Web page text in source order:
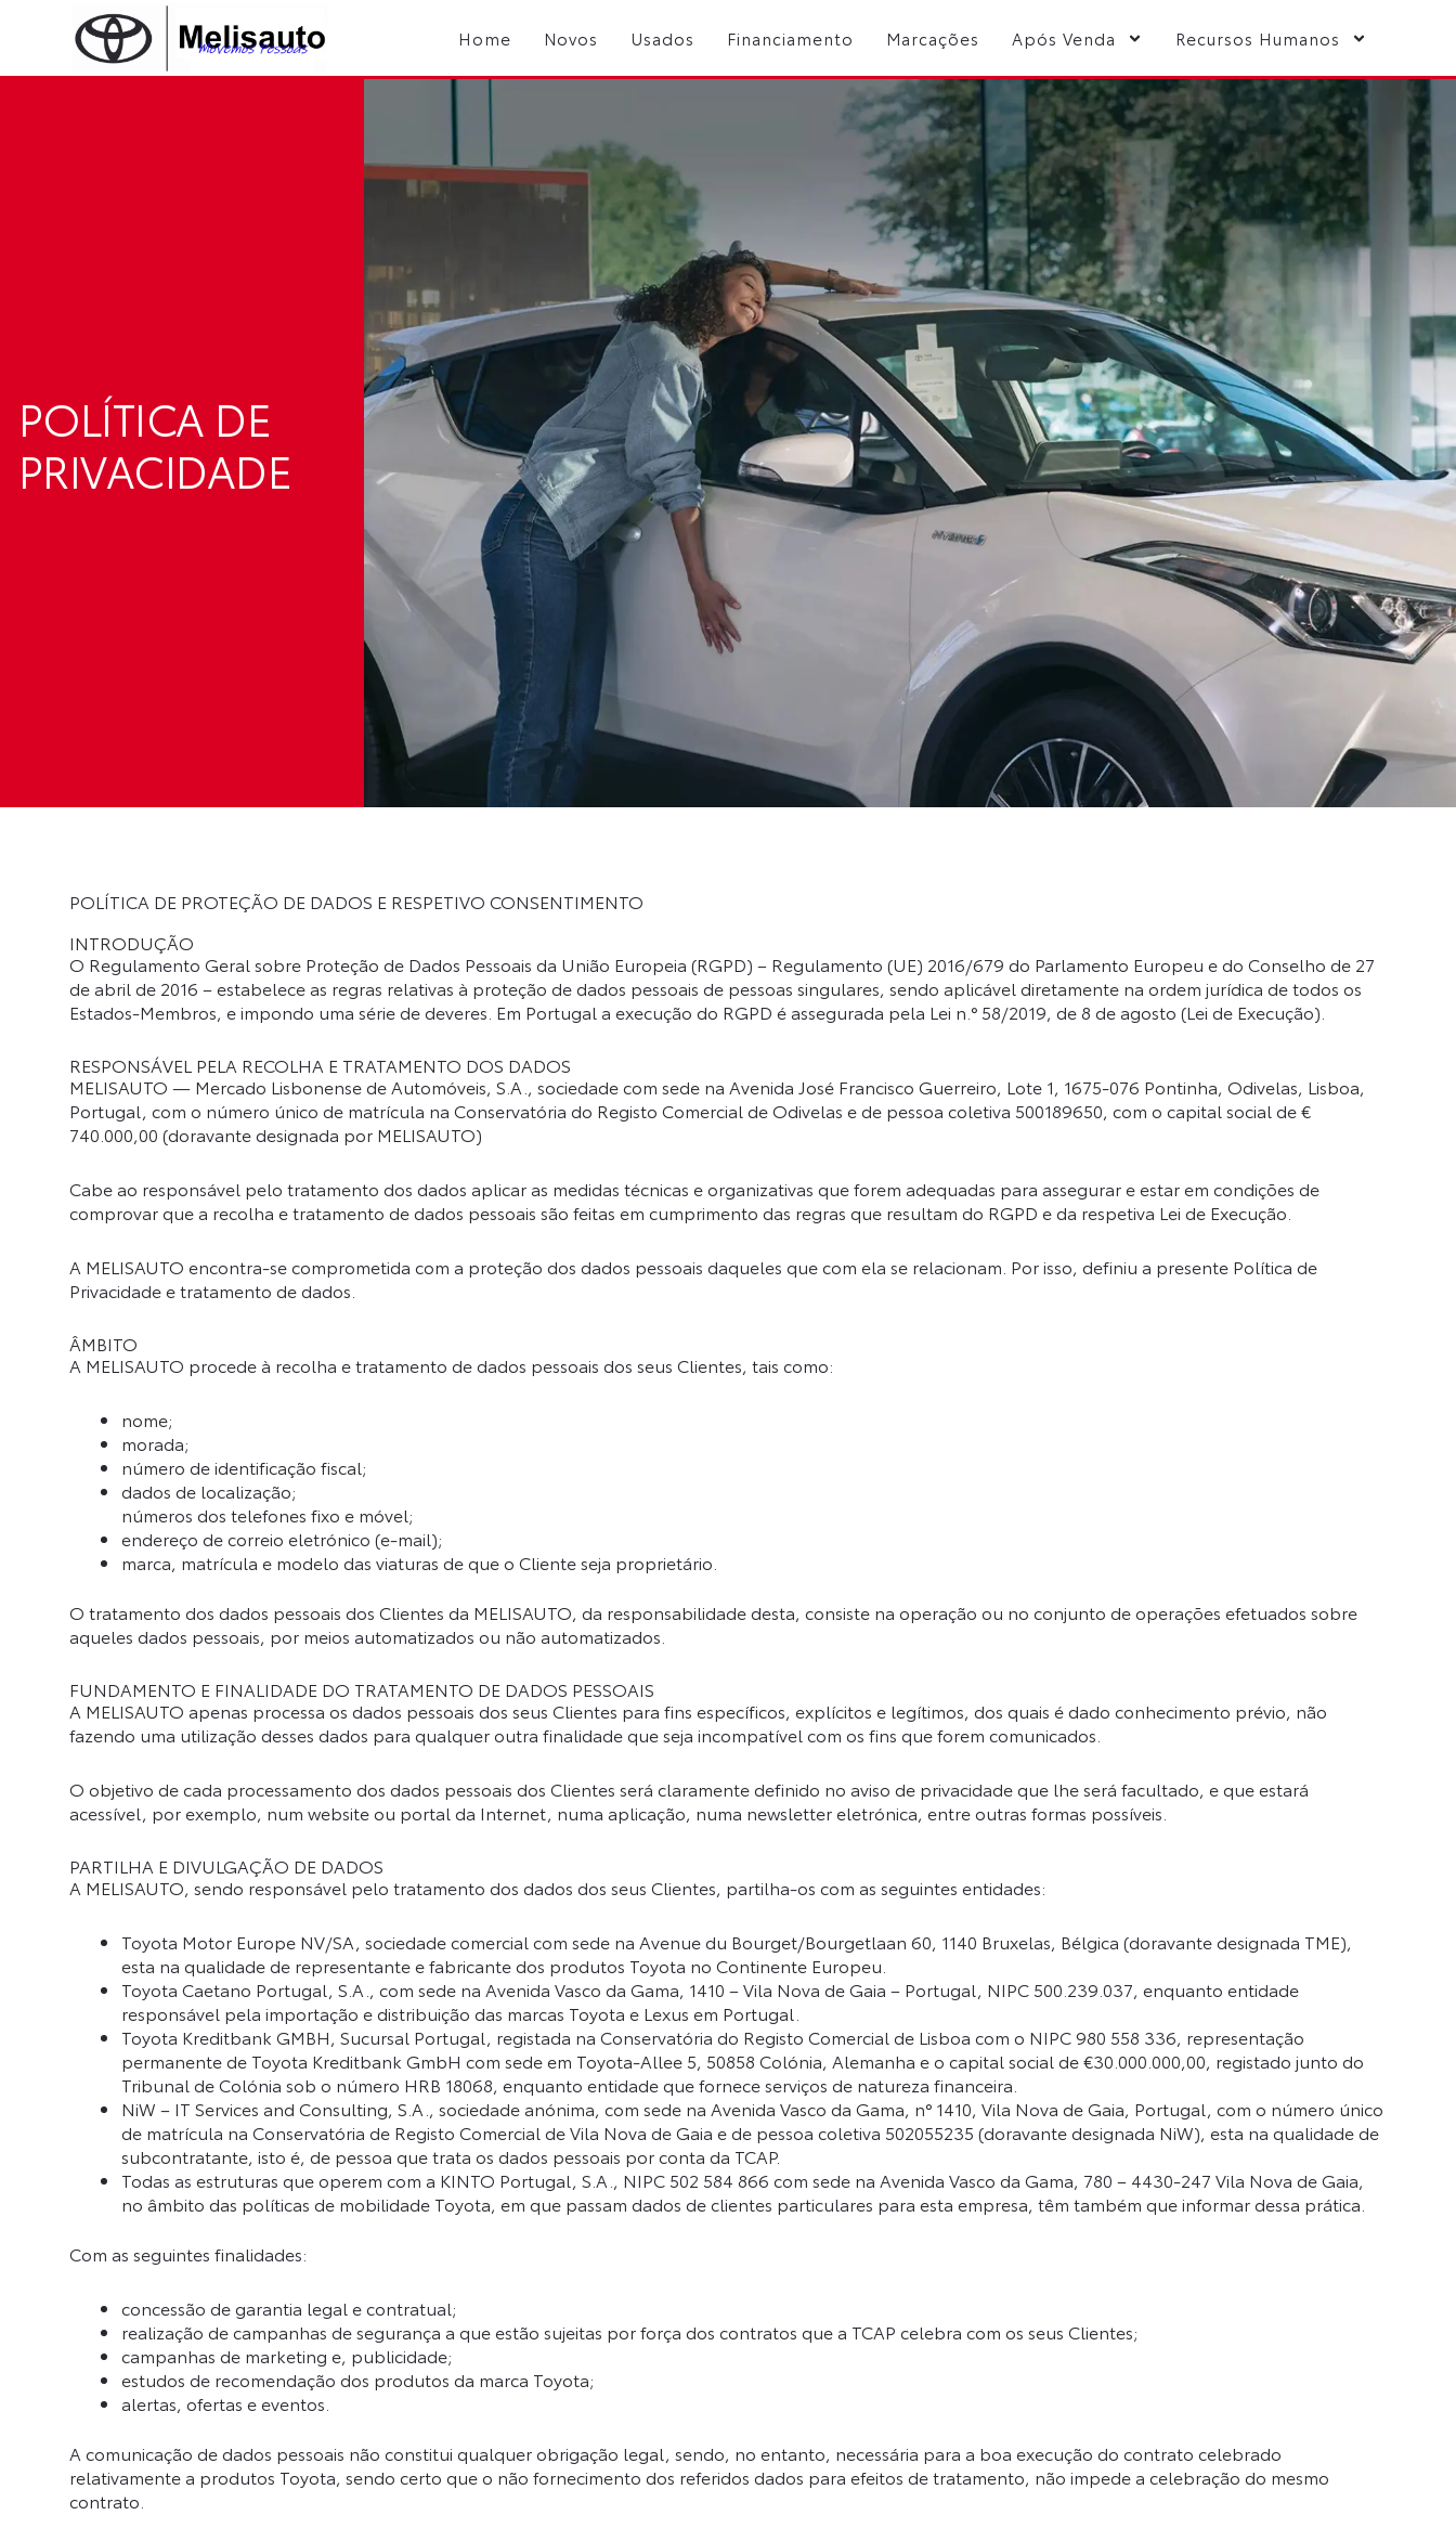
Home Novos Usados Financiamento Marcações Após Venda Recursos Humanos
POLÍTICA DE
PRIVACIDADE
POLÍTICA DE PROTEÇÃO DE DADOS E RESPETIVO CONSENTIMENTO
INTRODUÇÃO
O Regulamento Geral sobre Proteção de Dados Pessoais da União Europeia (RGPD) – Regulamento (UE) 2016/679 do Parlamento Europeu e do Conselho de 27
de abril de 2016 – estabelece as regras relativas à proteção de dados pessoais de pessoas singulares, sendo aplicável diretamente na ordem jurídica de todos os
Estados-Membros, e impondo uma série de deveres. Em Portugal a execução do RGPD é assegurada pela Lei n.° 58/2019, de 8 de agosto (Lei de Execução).
RESPONSÁVEL PELA RECOLHA E TRATAMENTO DOS DADOS
MELISAUTO — Mercado Lisbonense de Automóveis, S.A., sociedade com sede na Avenida José Francisco Guerreiro, Lote 1, 1675-076 Pontinha, Odivelas, Lisboa,
Portugal, com o número único de matrícula na Conservatória do Registo Comercial de Odivelas e de pessoa coletiva 500189650, com o capital social de €
740.000,00 (doravante designada por MELISAUTO)
Cabe ao responsável pelo tratamento dos dados aplicar as medidas técnicas e organizativas que forem adequadas para assegurar e estar em condições de
comprovar que a recolha e tratamento de dados pessoais são feitas em cumprimento das regras que resultam do RGPD e da respetiva Lei de Execução.
A MELISAUTO encontra-se comprometida com a proteção dos dados pessoais daqueles que com ela se relacionam. Por isso, definiu a presente Política de
Privacidade e tratamento de dados.
ÂMBITO
A MELISAUTO procede à recolha e tratamento de dados pessoais dos seus Clientes, tais como:
nome;
morada;
número de identificação fiscal;
dados de localização;
números dos telefones fixo e móvel;
endereço de correio eletrónico (e-mail);
marca, matrícula e modelo das viaturas de que o Cliente seja proprietário.
O tratamento dos dados pessoais dos Clientes da MELISAUTO, da responsabilidade desta, consiste na operação ou no conjunto de operações efetuados sobre
aqueles dados pessoais, por meios automatizados ou não automatizados.
FUNDAMENTO E FINALIDADE DO TRATAMENTO DE DADOS PESSOAIS
A MELISAUTO apenas processa os dados pessoais dos seus Clientes para fins específicos, explícitos e legítimos, dos quais é dado conhecimento prévio, não
fazendo uma utilização desses dados para qualquer outra finalidade que seja incompatível com os fins que forem comunicados.
O objetivo de cada processamento dos dados pessoais dos Clientes será claramente definido no aviso de privacidade que lhe será facultado, e que estará
acessível, por exemplo, num website ou portal da Internet, numa aplicação, numa newsletter eletrónica, entre outras formas possíveis.
PARTILHA E DIVULGAÇÃO DE DADOS
A MELISAUTO, sendo responsável pelo tratamento dos dados dos seus Clientes, partilha-os com as seguintes entidades:
Toyota Motor Europe NV/SA, sociedade comercial com sede na Avenue du Bourget/Bourgetlaan 60, 1140 Bruxelas, Bélgica (doravante designada TME),
esta na qualidade de representante e fabricante dos produtos Toyota no Continente Europeu.
Toyota Caetano Portugal, S.A., com sede na Avenida Vasco da Gama, 1410 – Vila Nova de Gaia – Portugal, NIPC 500.239.037, enquanto entidade
responsável pela importação e distribuição das marcas Toyota e Lexus em Portugal.
Toyota Kreditbank GMBH, Sucursal Portugal, registada na Conservatória do Registo Comercial de Lisboa com o NIPC 980 558 336, representação
permanente de Toyota Kreditbank GmbH com sede em Toyota-Allee 5, 50858 Colónia, Alemanha e o capital social de €30.000.000,00, registado junto do
Tribunal de Colónia sob o número HRB 18068, enquanto entidade que fornece serviços de natureza financeira.
NiW – IT Services and Consulting, S.A., sociedade anónima, com sede na Avenida Vasco da Gama, n° 1410, Vila Nova de Gaia, Portugal, com o número único
de matrícula na Conservatória de Registo Comercial de Vila Nova de Gaia e de pessoa coletiva 502055235 (doravante designada NiW), esta na qualidade de
subcontratante, isto é, de pessoa que trata os dados pessoais por conta da TCAP.
Todas as estruturas que operem com a KINTO Portugal, S.A., NIPC 502 584 866 com sede na Avenida Vasco da Gama, 780 – 4430-247 Vila Nova de Gaia,
no âmbito das políticas de mobilidade Toyota, em que passam dados de clientes particulares para esta empresa, têm também que informar dessa prática.
Com as seguintes finalidades:
concessão de garantia legal e contratual;
realização de campanhas de segurança a que estão sujeitas por força dos contratos que a TCAP celebra com os seus Clientes;
campanhas de marketing e, publicidade;
estudos de recomendação dos produtos da marca Toyota;
alertas, ofertas e eventos.
A comunicação de dados pessoais não constitui qualquer obrigação legal, sendo, no entanto, necessária para a boa execução do contrato celebrado
relativamente a produtos Toyota, sendo certo que o não fornecimento dos referidos dados para efeitos de tratamento, não impede a celebração do mesmo
contrato.